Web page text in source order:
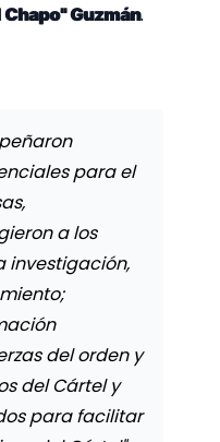
Guzmán.
para el
a los
investigación,
del orden y
del Cártel y
para facilitar